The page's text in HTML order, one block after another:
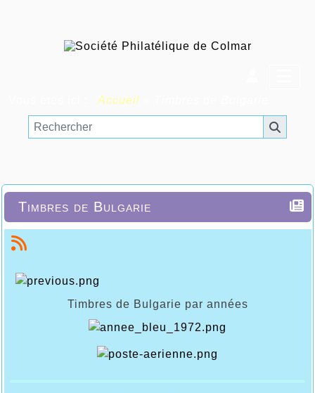
Accueil
Timbres de Bulgarie
Timbres de Bulgarie par années